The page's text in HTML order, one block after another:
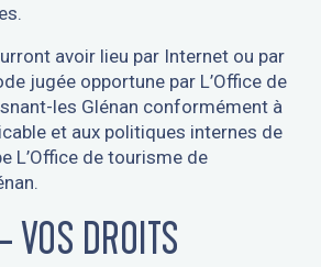
avoir lieu par Internet ou par
jugée opportune par L’Office de
les Glénan conformément à
et aux politiques internes de
L’Office de tourisme de
VOS DROITS